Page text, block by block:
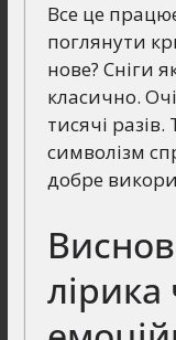
Все це
поглянути
нове? Сніги
класично.
тисячі
символізм
добре